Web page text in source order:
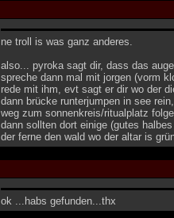
ne troll is was ganz anderes.
also... pyroka sagt dir, dass das
spreche dann mal mit jorgen (vorm
rede mit ihm, evt sagt er dir wo der
dann brücke runterjumpen in see
weg zum sonnenkreis/ritualplatz
dann sollten dort einige (gutes
der ferne den wald wo der altar is
ok ...habs gefunden...thx